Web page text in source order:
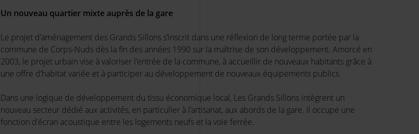
Un nouveau quartier mixte auprès de la gare
Le projet d’aménagement des Grands Sillons s’inscrit dans une réflexion de long terme portée par la
commune de Corps-Nuds dès la fin des années 1990 sur la maîtrise de son développement. Amorcé en
2003, le projet urbain vise à valoriser l’entrée de la commune, à accueillir de nouveaux habitants grâce à
une offre d’habitat variée et à participer au développement de nouveaux équipements publics.
Dans une logique de développement du tissu économique local, Les Grands Sillons intègrent un
nouveau secteur dédié aux activités, en particulier à l’artisanat, aux abords de la gare. Il occupe une
fonction d’écran acoustique entre les logements neufs et la voie ferrée.